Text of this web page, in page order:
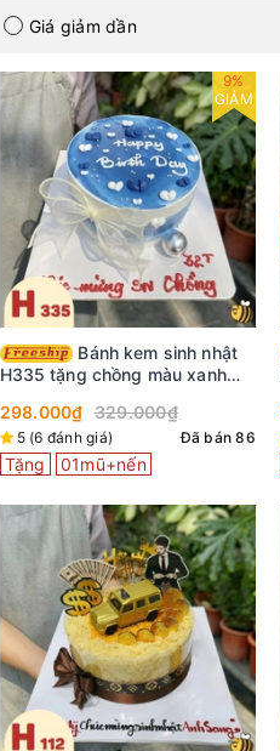
Giá giảm dần
9%
GIẢM
H335 tặng chồng màu xanh
298.000₫ 329.000₫
5 (6 đánh giá) Đã bán 86
Tặng 01mũ+nến